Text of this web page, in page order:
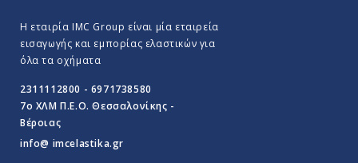
Η εταιρία IMC Group είναι μία εταιρεία
εισαγωγής και εμπορίας ελαστικών για
όλα τα οχήματα
2311112800 - 6971738580
7o ΧΛΜ Π.E.O. Θεσσαλονίκης -
Βέροιας
info@ imcelastika.gr